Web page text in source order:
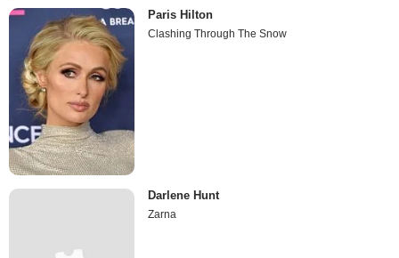
Paris Hilton
Clashing Through The Snow
Darlene Hunt
Zarna